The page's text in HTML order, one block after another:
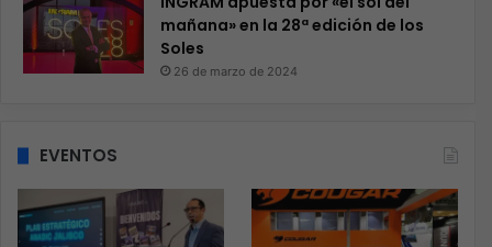
mañana» en la 28ª edición de los
Soles
26 de marzo de 2024
EVENTOS